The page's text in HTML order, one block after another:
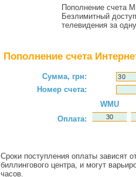
Пополнение счета
Безлимитный
телевидения за
Пополнение счета
Сумма, грн:
Номер счета:
Оплата:
WMU
Сроки поступления оплаты зависят
биллингового центра, и могут
часов.